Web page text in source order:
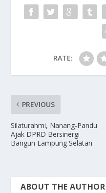
RATE:
PREVIOUS
Silaturahmi, Nanang-Pandu
Ajak DPRD Bersinergi
Bangun Lampung Selatan
ABOUT THE AUTHOR